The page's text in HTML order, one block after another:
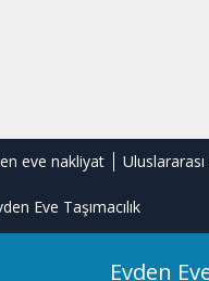
eve nakliyat
Eve Taşımacılık
Evden